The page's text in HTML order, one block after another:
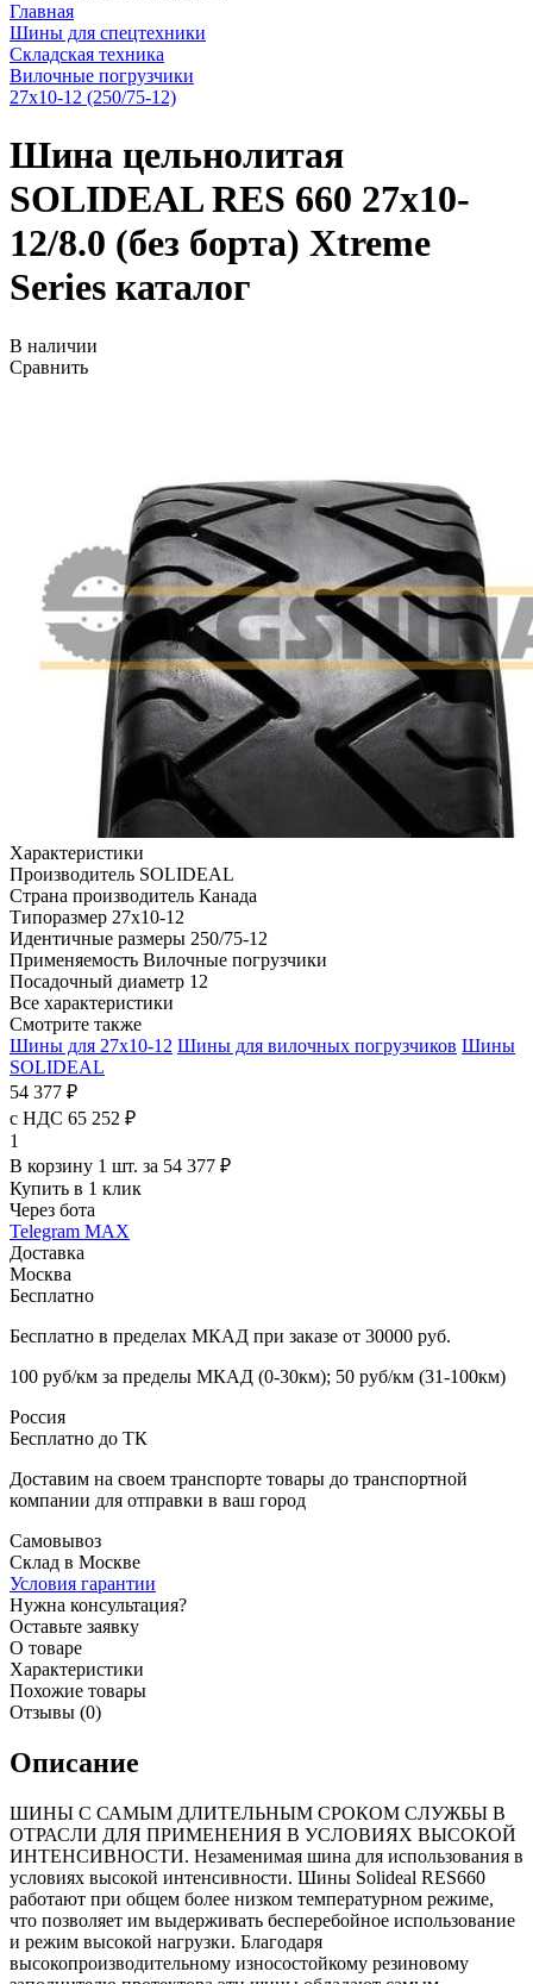
Главная
Шины для спецтехники
Складская техника
Вилочные погрузчики
27x10-12 (250/75-12)
Шина цельнолитая
SOLIDEAL RES 660 27x10-
12/8.0 (без борта) Xtreme
Series каталог
В наличии
Сравнить
Характеристики
Производитель SOLIDEAL
Страна производитель Канада
Типоразмер 27x10-12
Идентичные размеры 250/75-12
Применяемость Вилочные погрузчики
Посадочный диаметр 12
Все характеристики
Смотрите также
Шины для 27x10-12 Шины для вилочных погрузчиков Шины
SOLIDEAL
54 377 ₽
с НДС 65 252 ₽
1
В корзину 1 шт. за 54 377 ₽
Купить в 1 клик
Через бота
Telegram MAX
Доставка
Москва
Бесплатно
Бесплатно в пределах МКАД при заказе от 30000 руб.
100 руб/км за пределы МКАД (0-30км); 50 руб/км (31-100км)
Россия
Бесплатно до ТК
Доставим на своем транспорте товары до транспортной
компании для отправки в ваш город
Самовывоз
Склад в Москве
Условия гарантии
Нужна консультация?
Оставьте заявку
О товаре
Характеристики
Похожие товары
Отзывы (0)
Описание
ШИНЫ С САМЫМ ДЛИТЕЛЬНЫМ СРОКОМ СЛУЖБЫ В
ОТРАСЛИ ДЛЯ ПРИМЕНЕНИЯ В УСЛОВИЯХ ВЫСОКОЙ
ИНТЕНСИВНОСТИ. Незаменимая шина для использования в
условиях высокой интенсивности. Шины Solideal RES660
работают при общем более низком температурном режиме,
что позволяет им выдерживать бесперебойное использование
и режим высокой нагрузки. Благодаря
высокопроизводительному износостойкому резиновому